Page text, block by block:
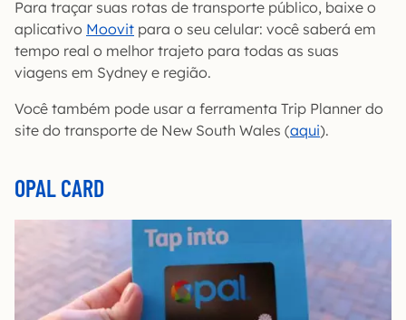
Para traçar suas rotas de transporte público, baixe o
aplicativo Moovit para o seu celular: você saberá em
tempo real o melhor trajeto para todas as suas
viagens em Sydney e região.
Você também pode usar a ferramenta Trip Planner do
site do transporte de New South Wales (aqui).
OPAL CARD